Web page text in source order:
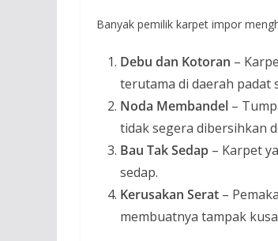
Banyak pemilik karpet impor
Debu dan Kotoran –
terutama di daerah padat
Noda Membandel –
tidak segera dibersihkan
Bau Tak Sedap – Karpet
sedap.
Kerusakan Serat –
membuatnya tampak